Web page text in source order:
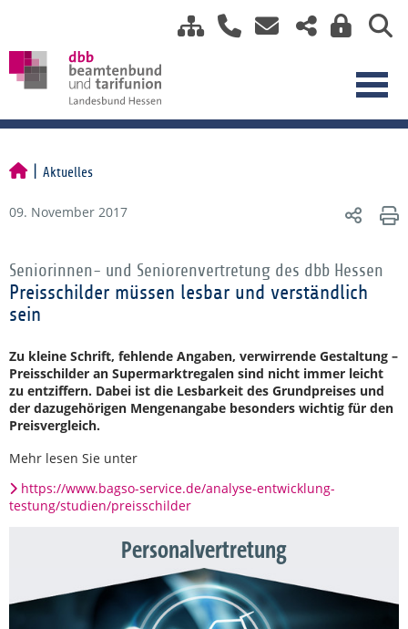
Aktuelles
09. November 2017
Seniorinnen- und Seniorenvertretung des dbb Hessen
Preisschilder müssen lesbar und verständlich
sein
Zu kleine Schrift, fehlende Angaben, verwirrende Gestaltung –
Preisschilder an Supermarktregalen sind nicht immer leicht
zu entziffern. Dabei ist die Lesbarkeit des Grundpreises und
der dazugehörigen Mengenangabe besonders wichtig für den
Preisvergleich.
Mehr lesen Sie unter
https://www.bagso-service.de/analyse-entwicklung-
testung/studien/preisschilder
Personalvertretung